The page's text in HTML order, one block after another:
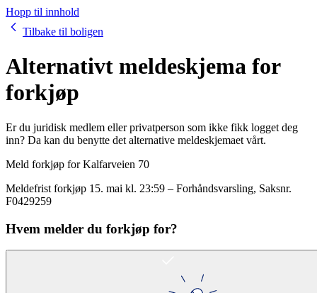
Hopp til innhold
Tilbake til boligen
Alternativt meldeskjema for
forkjøp
Er du juridisk medlem eller privatperson som ikke fikk logget deg
inn? Da kan du benytte det alternative meldeskjemaet vårt.
Meld forkjøp forKalfarveien 70
Meldefrist forkjøp 15. mai kl. 23:59 – Forhåndsvarsling, Saksnr.
F0429259
Hvem melder du forkjøp for?